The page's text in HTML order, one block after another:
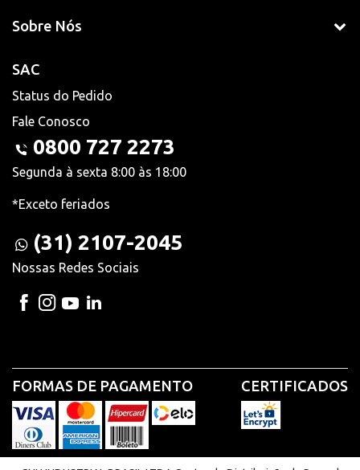
Sobre Nós
SAC
Status do Pedido
Fale Conosco
0800 727 2273
Segunda à sexta 8:00 às 18:00
*Exceto feriados
(31) 2107-2045
Nossas Redes Sociais
FORMAS DE PAGAMENTO CERTIFICADOS